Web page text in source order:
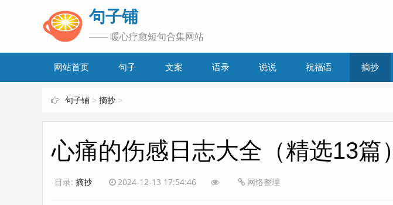
句子铺
—— 暖心疗愈短句合集网站
网站首页 句子 文案 语录 说说 祝福语 摘抄
句子铺 > 摘抄 >
心痛的伤感日志大全（精选13篇）
目录: 摘抄 2024-12-13 17:54:46 网络整理